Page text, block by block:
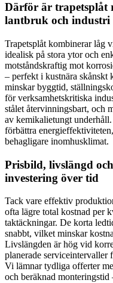
Därför är trapetsplåt
lantbruk och industri
Trapetsplåt kombinerar låg
idealisk på stora ytor och
motståndskraftig mot
– perfekt i kustnära skånskt
minskar byggtid,
för verksamhetskritiska
stålet återvinningsbart, och
av kemikalietungt
förbättra
behagligare inomhusklimat.
Prisbild, livslängd
investering över tid
Tack vare effektiv
ofta lägre total kostnad per
taktäckningar. De korta
snabbt, vilket minskar
Livslängden är hög vid
planerade serviceintervaller
Vi lämnar tydliga offerter
och beräknad monteringstid